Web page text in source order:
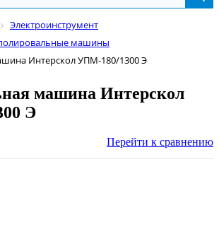
Электроинструмент
машины
Интерскол УПМ-180/1300 Э
машина Интерскол
Э
Перейти к сравнению